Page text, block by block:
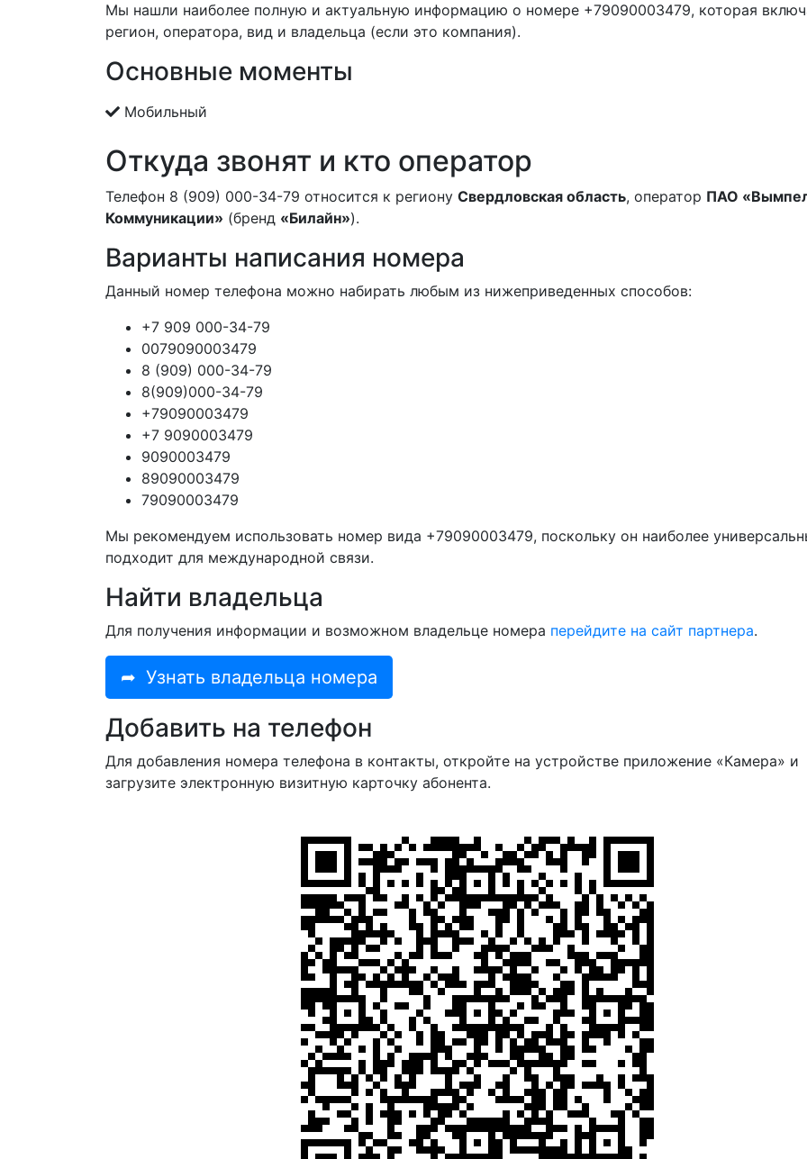
Мы нашли наиболее полную и актуальную информацию о номере +79090003479, которая
регион, оператора, вид и владельца (если это компания).
Основные моменты
Мобильный
Откуда звонят и кто оператор
Телефон 8 (909) 000-34-79 относится к региону Свердловская область, оператор ПАО
Коммуникации» (бренд «Билайн»).
Варианты написания номера
Данный номер телефона можно набирать любым из нижеприведенных способов:
+7 909 000-34-79
0079090003479
8 (909) 000-34-79
8(909)000-34-79
+79090003479
+7 9090003479
9090003479
89090003479
79090003479
Мы рекомендуем использовать номер вида +79090003479, поскольку он наиболее
подходит для международной связи.
Найти владельца
Для получения информации и возможном владельце номера перейдите на сайт партнера.
➦ Узнать владельца номера
Добавить на телефон
Для добавления номера телефона в контакты, откройте на устройстве приложение «Камера» и
загрузите электронную визитную карточку абонента.